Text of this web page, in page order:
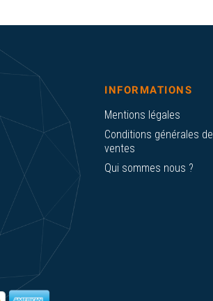
INFORMATIONS
Mentions légales
Conditions générales de
ventes
Qui sommes nous ?